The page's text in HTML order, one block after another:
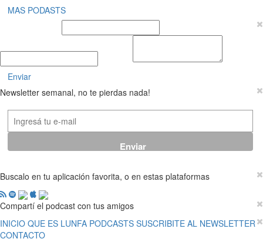
MAS PODASTS
Enviar
Newsletter semanal, no te pierdas nada!
Buscalo en tu aplicación favorita, o en estas plataformas
Compartí el podcast con tus amigos
INICIO QUE ES LUNFA PODCASTS SUSCRIBITE AL NEWSLETTER
CONTACTO